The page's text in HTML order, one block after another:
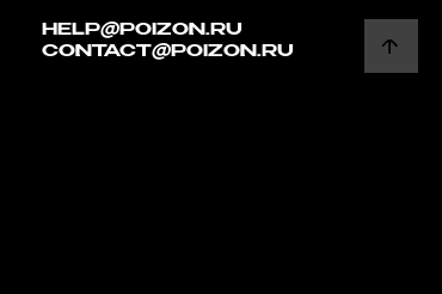
HELP@POIZON.RU
CONTACT@POIZON.RU